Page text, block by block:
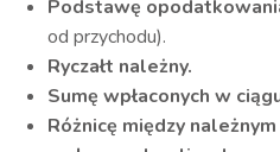
Podstawę
od przychodu).
Ryczałt należny.
Sumę wpłaconych w
Różnicę między